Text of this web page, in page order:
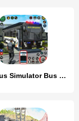
City Bus Simulator Bus Game 3D